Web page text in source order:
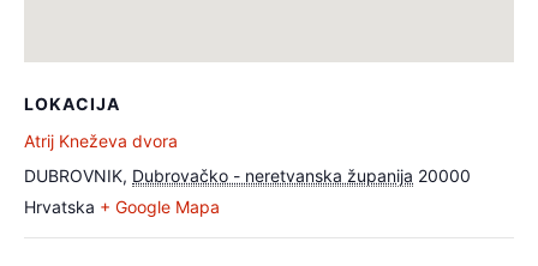
LOKACIJA
Atrij Kneževa dvora
DUBROVNIK, Dubrovačko - neretvanska županija 20000
Hrvatska + Google Mapa